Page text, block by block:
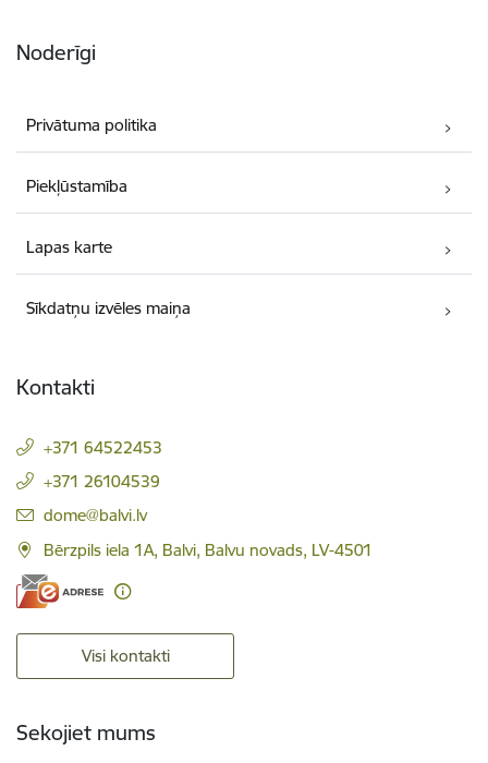
Noderīgi
Privātuma politika
Piekļūstamība
Lapas karte
Sīkdatņu izvēles maiņa
Kontakti
+371 64522453
+371 26104539
E-pasts:
dome@balvi.lv
Bērzpils iela 1A, Balvi, Balvu novads, LV-4501
Visi kontakti
Sekojiet mums